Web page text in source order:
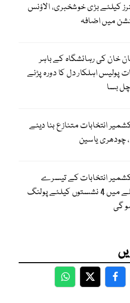
کیلئے بڑی خوشخبری، الاؤنس
میں اضافہ
خان کی رہائشگاہ کے باہر
پولیس اہلکار دل کا دورہ پڑنے
بسا
انتخابات متنازع بنا دیئے
چودھری یاسین
کشمیر انتخابات کے تیسرے
مرحلے میں 4 نشستوں کیلئے پولنگ
گی
WhatsApp
Twitter